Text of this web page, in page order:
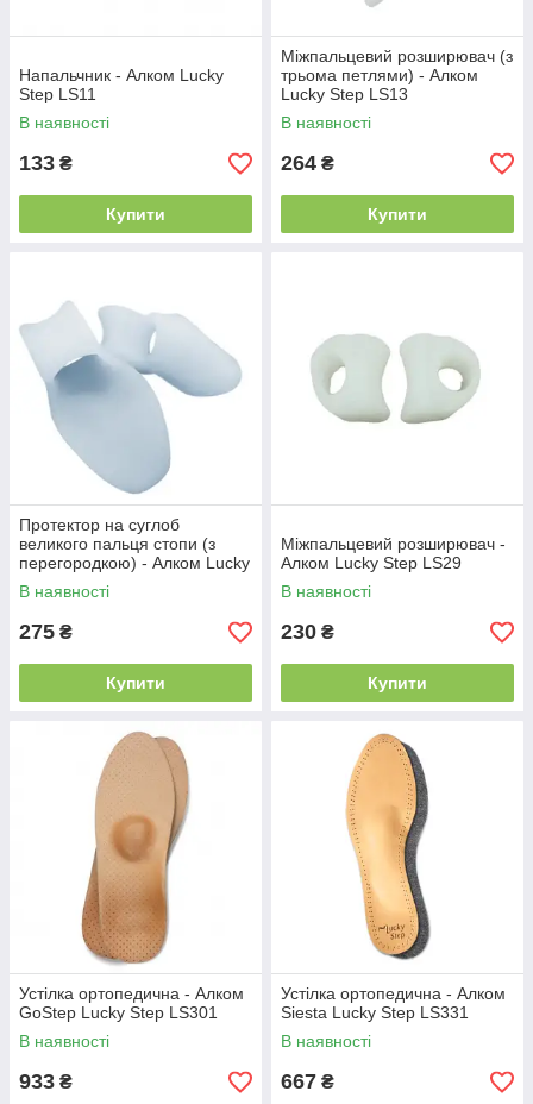
Напальчник - Алком Lucky
Step LS11
В наявності
133 ₴
Купити
Міжпальцевий розширювач (з
трьома петлями) - Алком
Lucky Step LS13
В наявності
264 ₴
Купити
Протектор на суглоб
великого пальця стопи (з
перегородкою) - Алком Lucky
Step LS22
В наявності
275 ₴
Купити
Міжпальцевий розширювач -
Алком Lucky Step LS29
В наявності
230 ₴
Купити
Устілка ортопедична - Алком
GoStep Lucky Step LS301
В наявності
933 ₴
Устілка ортопедична - Алком
Siesta Lucky Step LS331
В наявності
667 ₴